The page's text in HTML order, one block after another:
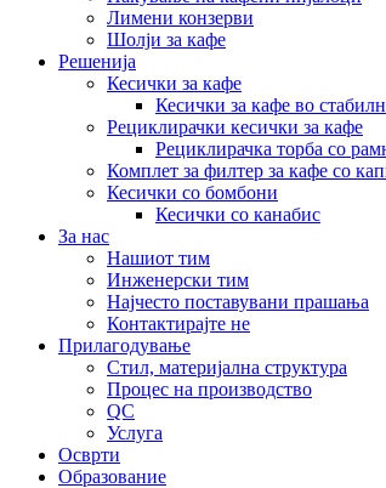
Лимени конзерви
Шолји за кафе
Решенија
Кесички за кафе
Кесички за кафе во
Рециклирачки кесички за кафе
Рециклирачка торба со
Комплет за филтер за кафе со
Кесички со бомбони
Кесички со канабис
За нас
Нашиот тим
Инженерски тим
Најчесто поставувани прашања
Контактирајте не
Прилагодување
Стил, материјална структура
Процес на производство
QC
Услуга
Осврти
Образование